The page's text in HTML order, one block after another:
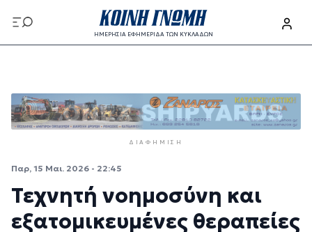
Παράκαμψη προς το κυρίως περιεχόμενο
ΗΜΕΡΗΣΙΑ ΕΦΗΜΕΡΙΔΑ ΤΩΝ ΚΥΚΛΑΔΩΝ
ΔΙΑΦΉΜΙΣΗ
Παρ, 15 Μαι. 2026 - 22:45
Τεχνητή νοημοσύνη και
εξατομικευμένες θεραπείες